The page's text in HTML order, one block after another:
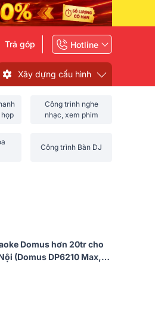
Trả góp Hotline
Xây dựng cấu hình
Công trình nghe
nhạc, xem phim
Công trình Bàn DJ
Domus hơn 20tr cho
(Domus DP6210 Max,